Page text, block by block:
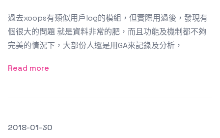
過去xoops有類似用戶log的模組，但實際用過後，發現有
個很大的問題 就是資料非常的肥，而且功能及機制都不夠
完美的情況下，大部份人還是用GA來記錄及分析，
Read more
發文於
2018-01-30